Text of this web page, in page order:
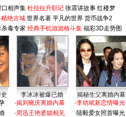
口相声集 杜拉拉升职记 张震讲故事 红楼梦
绝古城 世界名著 平凡的世界 货币战争2
毒专家 经典手机游游格斗集 福彩3D走势图
李冰冰被爆已婚
揭秘生父离婚内幕
·揭刘晓庆离婚内幕
·周迅王艳婆媳相见
·李幼斌新恋情曝光
·陆毅爱女照首曝光